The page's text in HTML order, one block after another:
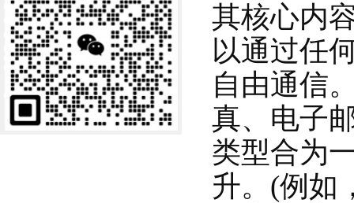
其核心内
以通过任
自由通信
真、电子
类型合为
升。(例如